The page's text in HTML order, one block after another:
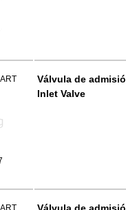
Válvula de
Inlet Valve